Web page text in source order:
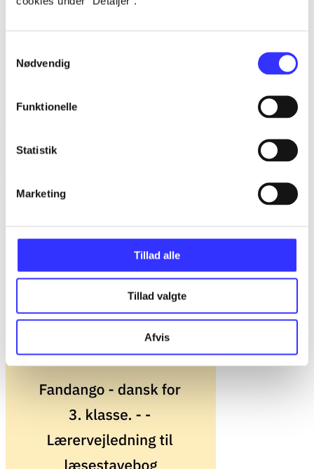
Nødvendig
Funktionelle
Statistik
Marketing
Tillad alle
Tillad valgte
Afvis
Bind B -Fandango - dansk for 3. klasse : grundbog -- Arbejdsbog.
Bind B